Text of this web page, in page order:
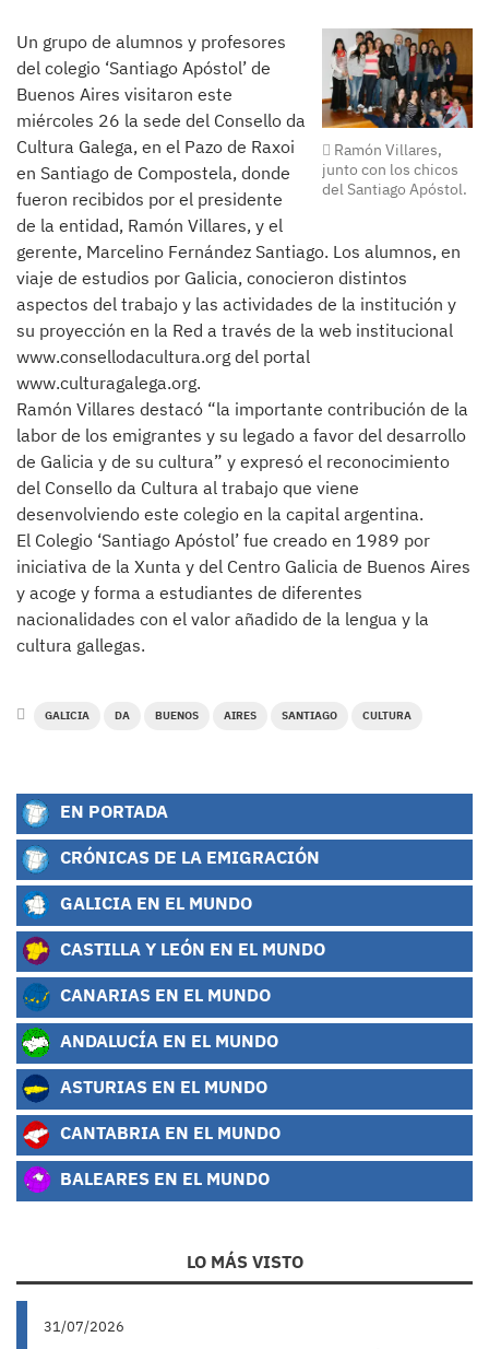
Ramón Villares,
junto con los chicos
del Santiago Apóstol.
Un grupo de alumnos y profesores
del colegio ‘Santiago Apóstol’ de
Buenos Aires visitaron este
miércoles 26 la sede del Consello da
Cultura Galega, en el Pazo de Raxoi
en Santiago de Compostela, donde
fueron recibidos por el presidente
de la entidad, Ramón Villares, y el
gerente, Marcelino Fernández Santiago. Los alumnos, en
viaje de estudios por Galicia, conocieron distintos
aspectos del trabajo y las actividades de la institución y
su proyección en la Red a través de la web institucional
www.consellodacultura.org del portal
www.culturagalega.org.
Ramón Villares destacó “la importante contribución de la
labor de los emigrantes y su legado a favor del desarrollo
de Galicia y de su cultura” y expresó el reconocimiento
del Consello da Cultura al trabajo que viene
desenvolviendo este colegio en la capital argentina.
El Colegio ‘Santiago Apóstol’ fue creado en 1989 por
iniciativa de la Xunta y del Centro Galicia de Buenos Aires
y acoge y forma a estudiantes de diferentes
nacionalidades con el valor añadido de la lengua y la
cultura gallegas.
GALICIA DA BUENOS AIRES SANTIAGO CULTURA
EN PORTADA
CRÓNICAS DE LA EMIGRACIÓN
GALICIA EN EL MUNDO
CASTILLA Y LEÓN EN EL MUNDO
CANARIAS EN EL MUNDO
ANDALUCÍA EN EL MUNDO
ASTURIAS EN EL MUNDO
CANTABRIA EN EL MUNDO
BALEARES EN EL MUNDO
LO MÁS VISTO
31/07/2026